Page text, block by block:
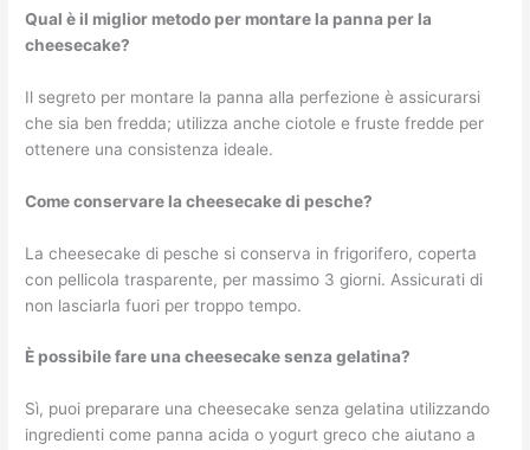
Qual è il miglior metodo per montare la panna per la
cheesecake?
Il segreto per montare la panna alla perfezione è assicurarsi
che sia ben fredda; utilizza anche ciotole e fruste fredde per
ottenere una consistenza ideale.
Come conservare la cheesecake di pesche?
La cheesecake di pesche si conserva in frigorifero, coperta
con pellicola trasparente, per massimo 3 giorni. Assicurati di
non lasciarla fuori per troppo tempo.
È possibile fare una cheesecake senza gelatina?
Sì, puoi preparare una cheesecake senza gelatina utilizzando
ingredienti come panna acida o yogurt greco che aiutano a